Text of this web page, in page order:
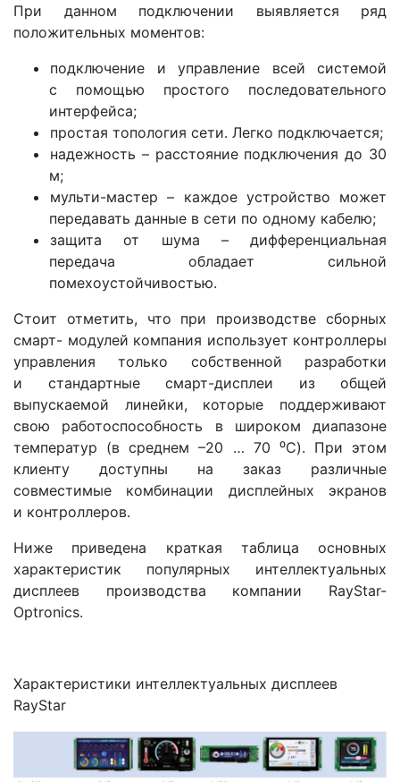
При данном подключении выявляется ряд
положительных моментов:
подключение и управление всей системой
с помощью простого последовательного
интерфейса;
простая топология сети. Легко подключается;
надежность – расстояние подключения до 30
м;
мульти-мастер – каждое устройство может
передавать данные в сети по одному кабелю;
защита от шума – дифференциальная
передача обладает сильной
помехоустойчивостью.
Стоит отметить, что при производстве сборных
смарт- модулей компания использует контроллеры
управления только собственной разработки
и стандартные смарт-дисплеи из общей
выпускаемой линейки, которые поддерживают
свою работоспособность в широком диапазоне
температур (в среднем –20 … 70 ⁰C). При этом
клиенту доступны на заказ различные
совместимые комбинации дисплейных экранов
и контроллеров.
Ниже приведена краткая таблица основных
характеристик популярных интеллектуальных
дисплеев производства компании RayStar-
Optronics.
Характеристики интеллектуальных дисплеев
RayStar